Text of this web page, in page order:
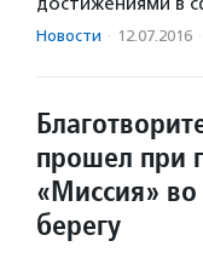
Новости · 12.07.2016 ·
прошел при
«Миссия»
берегу